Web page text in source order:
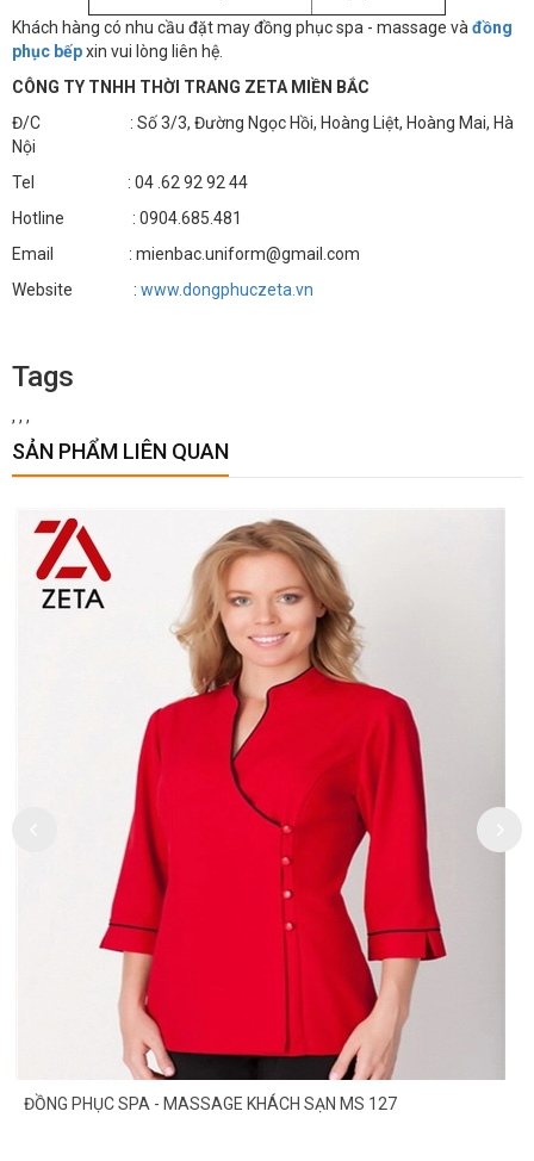
Khách hàng có nhu cầu đặt may đồng phục spa - massage vàđồng
phục bếpxin vui lòng liên hệ.
CÔNG TY TNHH THỜI TRANG ZETA MIỀN BẮC
Đ/C : Số 3/3, Đường Ngọc Hồi, Hoàng Liệt, Hoàng Mai, Hà
Nội
Tel : 04 .62 92 92 44
Hotline : 0904.685.481
Email : mienbac.uniform@gmail.com
Website : www.dongphuczeta.vn
Tags
, , ,
SẢN PHẨM LIÊN QUAN
ĐỒNG PHỤC SPA - MASSAGE KHÁCH SẠN MS 127